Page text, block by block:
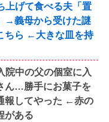
上げて食べる夫「置
→義母から受けた謎
ちら ←大きな皿を持
院中の父の個室に入
ん…勝手にお菓子を
報してやった ←赤の
がある